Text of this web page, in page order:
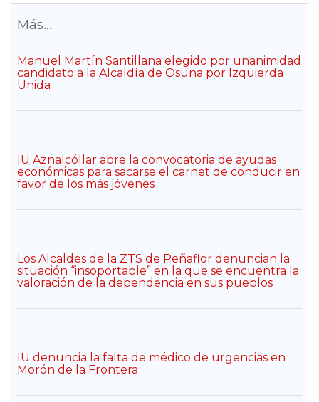
Más...
Manuel Martín Santillana elegido por unanimidad
candidato a la Alcaldía de Osuna por Izquierda
Unida
IU Aznalcóllar abre la convocatoria de ayudas
económicas para sacarse el carnet de conducir en
favor de los más jóvenes
Los Alcaldes de la ZTS de Peñaflor denuncian la
situación “insoportable” en la que se encuentra la
valoración de la dependencia en sus pueblos
IU denuncia la falta de médico de urgencias en
Morón de la Frontera